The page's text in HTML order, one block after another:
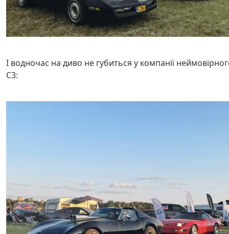
І водночас на диво не губиться у компанії
С3: